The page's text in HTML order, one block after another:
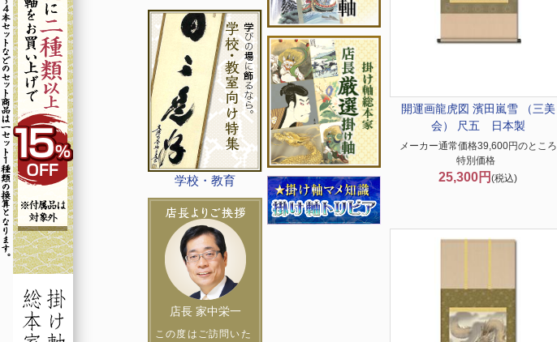
学校・教育
店長 家中栄一
この度はご訪問いた
開運画龍虎図 濱田嵐雪 （三美
会） 尺五 日本製
メーカー通常価格39,600円のところ
特別価格
25,300円 (税込)